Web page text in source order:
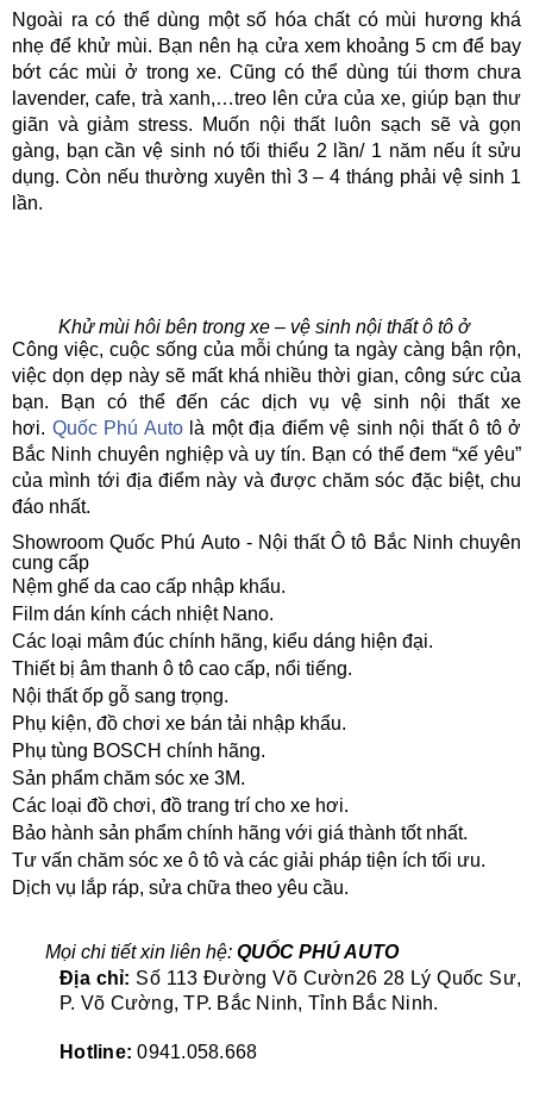
Ngoài ra có thể dùng một số hóa chất có mùi hương khá
nhẹ để khử mùi. Bạn nên hạ cửa xem khoảng 5 cm để bay
bớt các mùi ở trong xe. Cũng có thể dùng túi thơm chưa
lavender, cafe, trà xanh,…treo lên cửa của xe, giúp bạn thư
giãn và giảm stress. Muốn nội thất luôn sạch sẽ và gọn
gàng, bạn cần vệ sinh nó tối thiểu 2 lần/ 1 năm nếu ít sửu
dụng. Còn nếu thường xuyên thì 3 – 4 tháng phải vệ sinh 1
lần.
Khử mùi hôi bên trong xe – vệ sinh nội thất ô tô ở
Công việc, cuộc sống của mỗi chúng ta ngày càng bận rộn,
việc dọn dẹp này sẽ mất khá nhiều thời gian, công sức của
bạn. Bạn có thể đến các dịch vụ vệ sinh nội thất xe
hơi. Quốc Phú Autolà một địa điểm vệ sinh nội thất ô tô ở
Bắc Ninh chuyên nghiệp và uy tín. Bạn có thể đem “xế yêu”
của mình tới địa điểm này và được chăm sóc đặc biệt, chu
đáo nhất.
Showroom Quốc Phú Auto - Nội thất Ô tô Bắc Ninh chuyên
cung cấp
Nệm ghế da cao cấp nhập khẩu.
Film dán kính cách nhiệt Nano.
Các loại mâm đúc chính hãng, kiểu dáng hiện đại.
Thiết bị âm thanh ô tô cao cấp, nổi tiếng.
Nội thất ốp gỗ sang trọng.
Phụ kiện, đồ chơi xe bán tải nhập khẩu.
Phụ tùng BOSCH chính hãng.
Sản phẩm chăm sóc xe 3M.
Các loại đồ chơi, đồ trang trí cho xe hơi.
Bảo hành sản phẩm chính hãng với giá thành tốt nhất.
Tư vấn chăm sóc xe ô tô và các giải pháp tiện ích tối ưu.
Dịch vụ lắp ráp, sửa chữa theo yêu cầu.
Mọi chi tiết xin liên hệ: QUỐC PHÚ AUTO
Địa chỉ: Số 113 Đường Võ Cườn26 28 Lý Quốc Sư,
P. Võ Cường, TP. Bắc Ninh, Tỉnh Bắc Ninh.
Hotline: 0941.058.668